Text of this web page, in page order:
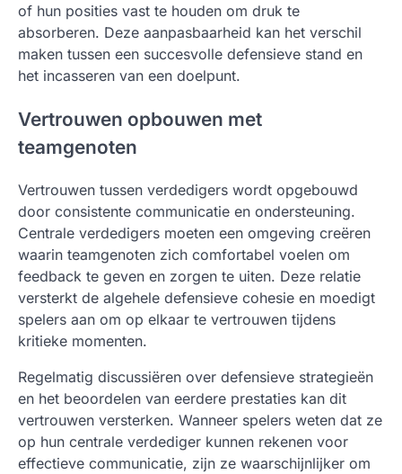
of hun posities vast te houden om druk te
absorberen. Deze aanpasbaarheid kan het verschil
maken tussen een succesvolle defensieve stand en
het incasseren van een doelpunt.
Vertrouwen opbouwen met
teamgenoten
Vertrouwen tussen verdedigers wordt opgebouwd
door consistente communicatie en ondersteuning.
Centrale verdedigers moeten een omgeving creëren
waarin teamgenoten zich comfortabel voelen om
feedback te geven en zorgen te uiten. Deze relatie
versterkt de algehele defensieve cohesie en moedigt
spelers aan om op elkaar te vertrouwen tijdens
kritieke momenten.
Regelmatig discussiëren over defensieve strategieën
en het beoordelen van eerdere prestaties kan dit
vertrouwen versterken. Wanneer spelers weten dat ze
op hun centrale verdediger kunnen rekenen voor
effectieve communicatie, zijn ze waarschijnlijker om